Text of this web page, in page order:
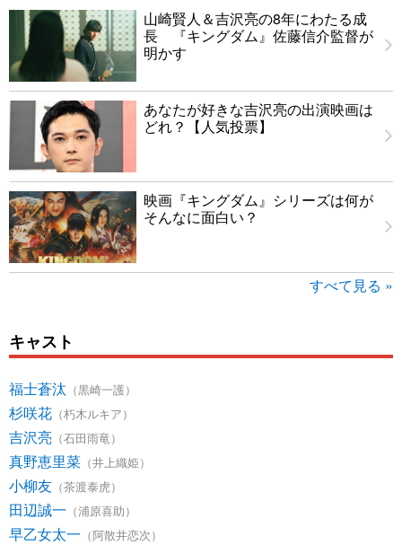
山崎賢人＆吉沢亮の8年にわたる成
長 『キングダム』佐藤信介監督が
明かす
あなたが好きな吉沢亮の出演映画は
どれ？【人気投票】
映画『キングダム』シリーズは何が
そんなに面白い？
すべて見る »
キャスト
福士蒼汰 （黒崎一護）
杉咲花 （朽木ルキア）
吉沢亮 （石田雨竜）
真野恵里菜 （井上織姫）
小柳友 （茶渡泰虎）
田辺誠一 （浦原喜助）
早乙女太一 （阿散井恋次）